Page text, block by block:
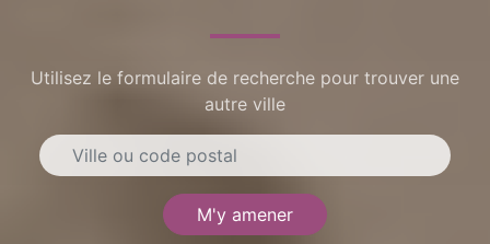
Utilisez le formulaire de recherche pour trouver une
autre ville
M'y amener